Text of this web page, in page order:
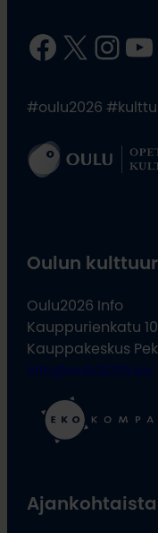
Facebook X InstagramYouTube
#oulu2026
Oulun
Oulu2026 Info
Kauppurienkatu 10
Kauppakeskus
info@oulu2026.eu
Ajankohtaista